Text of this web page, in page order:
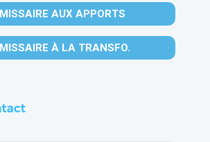
AUX APPORTS
À LA TRANSFO.